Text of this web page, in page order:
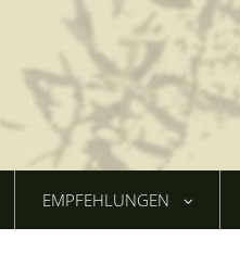
EMPFEHLUNGEN